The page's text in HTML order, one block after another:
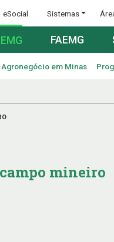
eSocial Sistemas
FAEMG
Agronegócio em Minas
mineiro